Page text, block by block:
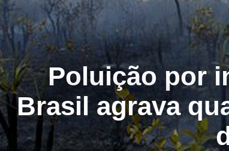
Poluição por
Brasil agrava